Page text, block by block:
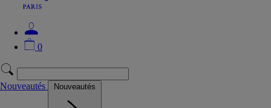
0
Nouveautés Nouveautés